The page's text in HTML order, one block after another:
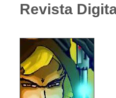
Revista